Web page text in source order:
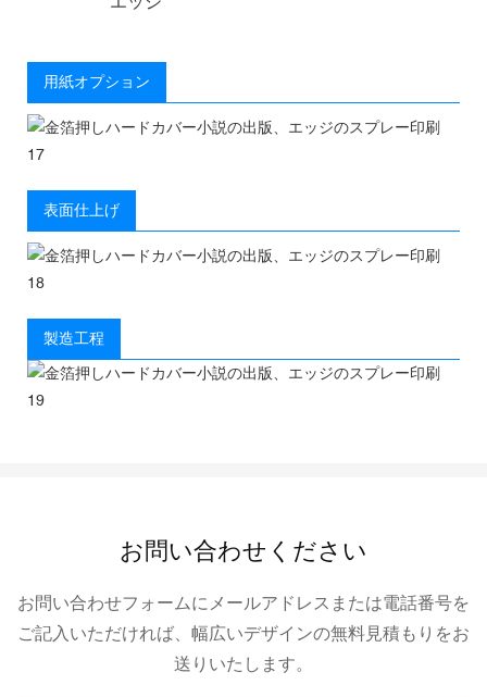
用紙オプション
表面仕上げ
製造工程
お問い合わせください
お問い合わせフォームにメールアドレスまたは電話番号を
ご記入いただければ、幅広いデザインの無料見積もりをお
送りいたします。